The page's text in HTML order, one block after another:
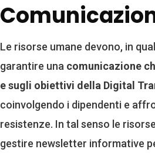
Le risorse umane devono, in
garantire una comunicazione
e sugli obiettivi della Digital
coinvolgendo i dipendenti e
resistenze. In tal senso le
gestire newsletter informative